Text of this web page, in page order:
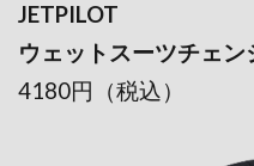
JETPILOT
ウェットスーツチェン
4180円（税込）